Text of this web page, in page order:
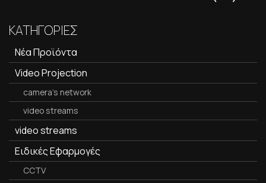
ΚΑΤΗΓΟΡΙΕΣ
Νέα Προϊόντα
Video Projection
camera's network
video streams
video streams
Ειδικές Εφαρμογές
CCTV